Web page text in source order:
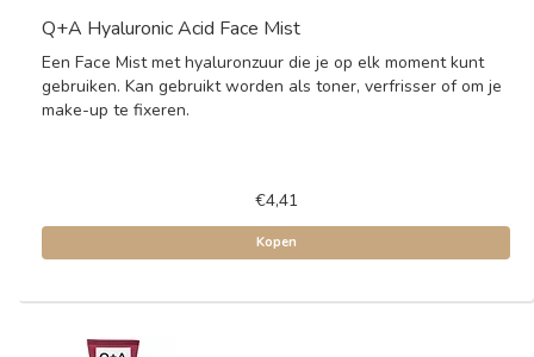
Q+A Hyaluronic Acid Face Mist
Een Face Mist met hyaluronzuur die je op elk moment kunt
gebruiken. Kan gebruikt worden als toner, verfrisser of om je
make-up te fixeren.
€4,41
Kopen